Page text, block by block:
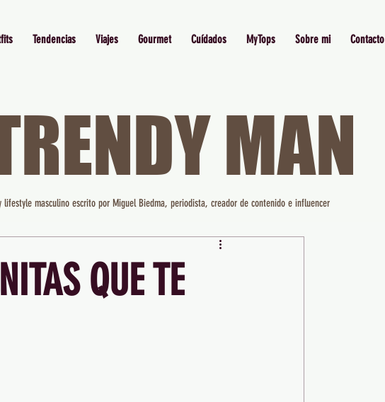
Tendencias Viajes Gourmet Cuídados MyTops Sobre mi Contacto
QUE TE
lifestyle masculino escrito por Miguel Biedma, periodista, creador de contenido e influencer
MAN